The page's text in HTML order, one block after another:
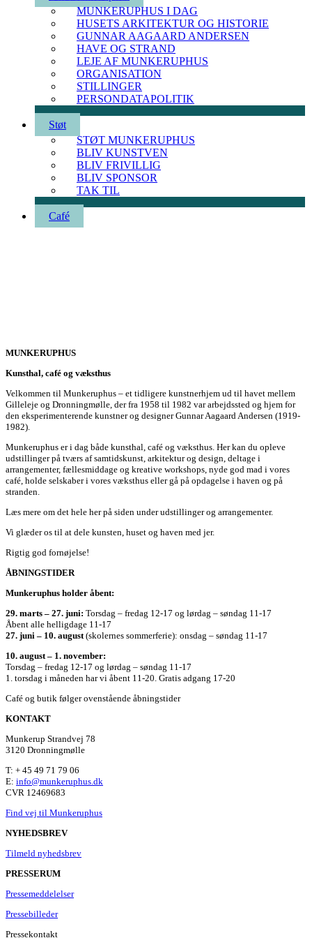
MUNKERUPHUS I DAG
HUSETS ARKITEKTUR OG HISTORIE
GUNNAR AAGAARD ANDERSEN
HAVE OG STRAND
LEJE AF MUNKERUPHUS
ORGANISATION
STILLINGER
PERSONDATAPOLITIK
Støt
STØT MUNKERUPHUS
BLIV KUNSTVEN
BLIV FRIVILLIG
BLIV SPONSOR
TAK TIL
Café
MUNKERUPHUS
Kunsthal, café og væksthus
Velkommen til Munkeruphus – et tidligere kunstnerhjem ud til havet mellem
Gilleleje og Dronningmølle, der fra 1958 til 1982 var arbejdssted og hjem for
den eksperimenterende kunstner og designer Gunnar Aagaard Andersen (1919-
1982).
Munkeruphus er i dag både kunsthal, café og væksthus. Her kan du opleve
udstillinger på tværs af samtidskunst, arkitektur og design, deltage i
arrangementer, fællesmiddage og kreative workshops, nyde god mad i vores
café, holde selskaber i vores væksthus eller gå på opdagelse i haven og på
stranden.
Læs mere om det hele her på siden under udstillinger og arrangementer.
Vi glæder os til at dele kunsten, huset og haven med jer.
Rigtig god fornøjelse!
ÅBNINGSTIDER
Munkeruphus holder åbent:
29. marts – 27. juni: Torsdag – fredag 12-17 og lørdag – søndag 11-17
Åbent alle helligdage 11-17
27. juni – 10. august(skolernes sommerferie): onsdag – søndag 11-17
10. august – 1. november:
Torsdag – fredag 12-17 og lørdag – søndag 11-17
1. torsdag i måneden har vi åbent 11-20. Gratis adgang 17-20
Café og butik følger ovenstående åbningstider
KONTAKT
Munkerup Strandvej 78
3120 Dronningmølle
T: + 45 49 71 79 06
E: info@munkeruphus.dk
CVR 12469683
Find vej til Munkeruphus
NYHEDSBREV
Tilmeld nyhedsbrev
PRESSERUM
Pressemeddelelser
Pressebilleder
Pressekontakt